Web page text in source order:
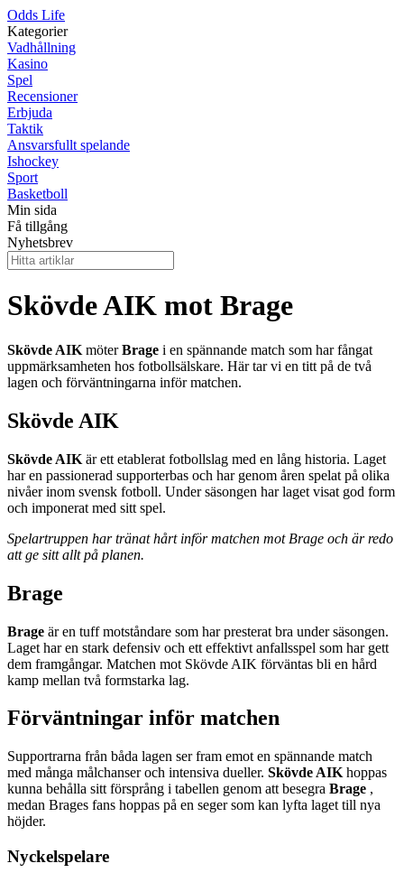
Odds Life
Kategorier
Vadhållning
Kasino
Spel
Recensioner
Erbjuda
Taktik
Ansvarsfullt spelande
Ishockey
Sport
Basketboll
Min sida
Få tillgång
Nyhetsbrev
Skövde AIK mot Brage
Skövde AIK möterBrage i en spännande match som har fångat
uppmärksamheten hos fotbollsälskare. Här tar vi en titt på de två
lagen och förväntningarna inför matchen.
Skövde AIK
Skövde AIK är ett etablerat fotbollslag med en lång historia. Laget
har en passionerad supporterbas och har genom åren spelat på olika
nivåer inom svensk fotboll. Under säsongen har laget visat god form
och imponerat med sitt spel.
Spelartruppen har tränat hårt inför matchen mot Brage och är redo
att ge sitt allt på planen.
Brage
Brage är en tuff motståndare som har presterat bra under säsongen.
Laget har en stark defensiv och ett effektivt anfallsspel som har gett
dem framgångar. Matchen mot Skövde AIK förväntas bli en hård
kamp mellan två formstarka lag.
Förväntningar inför matchen
Supportrarna från båda lagen ser fram emot en spännande match
med många målchanser och intensiva dueller. Skövde AIK hoppas
kunna behålla sitt försprång i tabellen genom att besegra Brage ,
medan Brages fans hoppas på en seger som kan lyfta laget till nya
höjder.
Nyckelspelare